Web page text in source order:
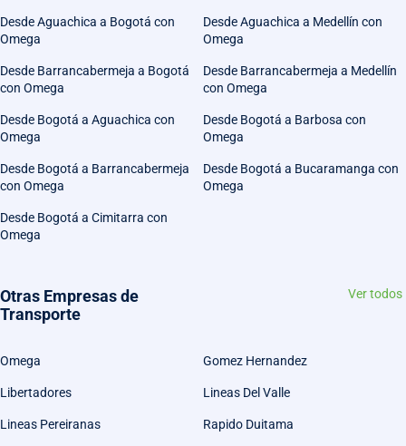
Desde Aguachica a Bogotá con
Omega
Desde Aguachica a Medellín con
Omega
Desde Barrancabermeja a Bogotá
con Omega
Desde Barrancabermeja a Medellín
con Omega
Desde Bogotá a Aguachica con
Omega
Desde Bogotá a Barbosa con
Omega
Desde Bogotá a Barrancabermeja
con Omega
Desde Bogotá a Bucaramanga con
Omega
Desde Bogotá a Cimitarra con
Omega
Otras Empresas de
Transporte
Ver todos
Omega Gomez Hernandez
Libertadores Lineas Del Valle
Lineas Pereiranas Rapido Duitama